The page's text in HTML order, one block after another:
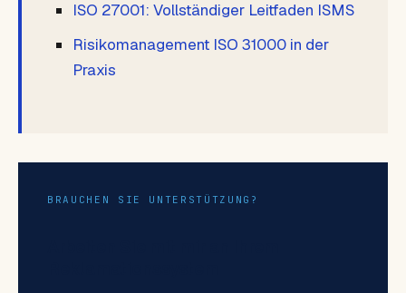
ISO 27001: Vollständiger Leitfaden ISMS
Risikomanagement ISO 31000 in der
Praxis
BRAUCHEN SIE UNTERSTÜTZUNG?